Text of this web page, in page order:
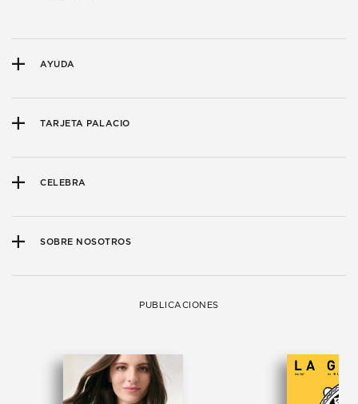
AYUDA
TARJETA PALACIO
CELEBRA
SOBRE NOSOTROS
PUBLICACIONES